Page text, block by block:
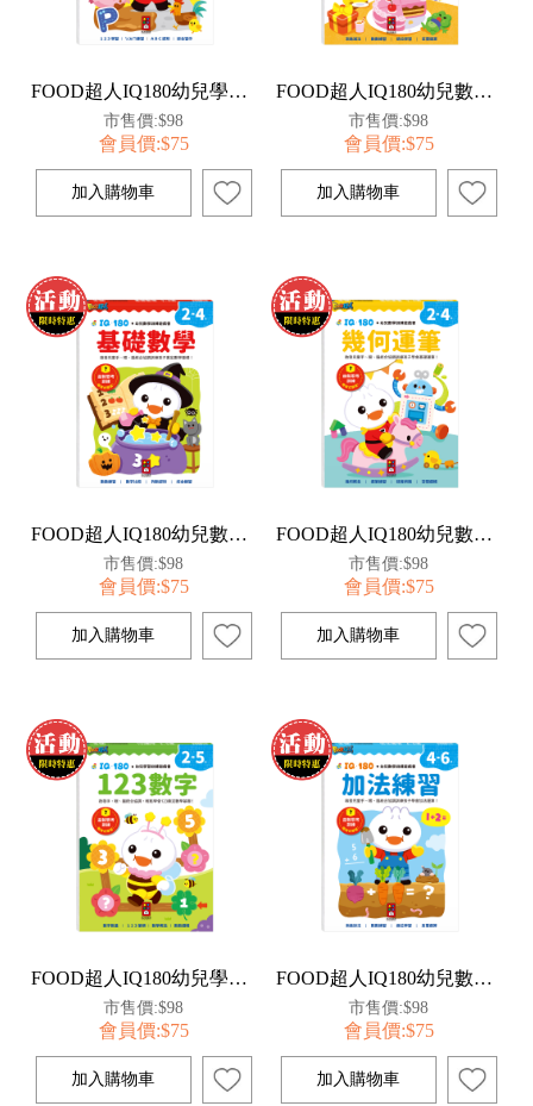
FOOD超人IQ180幼兒學習訓練遊戲書-綜合練習
市售價:$98
會員價:$75
FOOD超人IQ180幼兒數學訓練遊戲書-減法練習
市售價:$98
會員價:$75
FOOD超人IQ180幼兒數學訓練遊戲書-基礎數學
市售價:$98
會員價:$75
FOOD超人IQ180幼兒數學訓練遊戲書-幾何運筆
市售價:$98
會員價:$75
FOOD超人IQ180幼兒學習訓練遊戲書-123數字
市售價:$98
會員價:$75
FOOD超人IQ180幼兒數學訓練遊戲書-加法練習
市售價:$98
會員價:$75